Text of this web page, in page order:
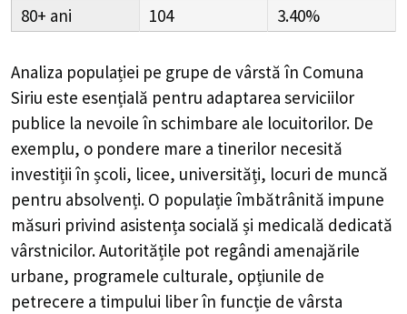
80+
104 3.40%
Analiza populației pe grupe de vârstă în Comuna
Siriu este esențială pentru adaptarea serviciilor
publice la nevoile în schimbare ale locuitorilor. De
exemplu, o pondere mare a tinerilor necesită
investiții în școli, licee, universități, locuri de muncă
pentru absolvenți. O populație îmbătrânită impune
măsuri privind asistența socială și medicală dedicată
vârstnicilor. Autoritățile pot regândi amenajările
urbane, programele culturale, opțiunile de
petrecere a timpului liber în funcție de vârsta